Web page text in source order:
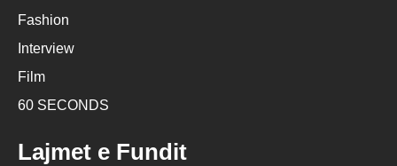
Fashion
Interview
Film
60 SECONDS
Lajmet e Fundit